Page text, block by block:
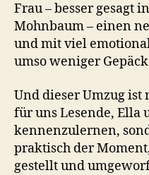
Frau – besser gesagt
Mohnbaum – einen
und mit viel
umso weniger
Und dieser Umzug
für uns Lesende, Ella
kennenzulernen,
praktisch der
gestellt und